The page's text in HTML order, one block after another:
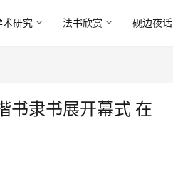
术研究 法书欣赏 砚边夜话
书隶书展开幕式 在